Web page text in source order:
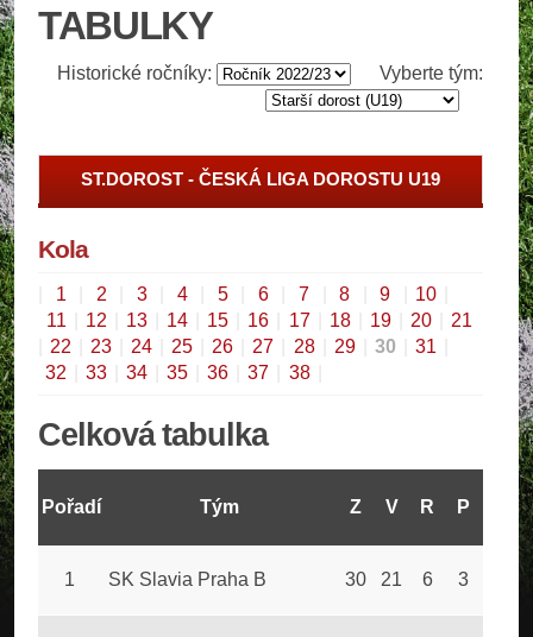
TABULKY
Historické ročníky: Vyberte tým:
ST.DOROST - ČESKÁ LIGA DOROSTU U19
Kola
1 2 3 4 5 6 7 8 9 10
11
12 13 14 15 16 17 18 19 20
21
22 23 24 25 26 27 28 29 30 31
32
33 34 35 36 37 38
Celková tabulka
Pořadí Tým Z V R P
1 SK Slavia Praha B 30 21 6 3